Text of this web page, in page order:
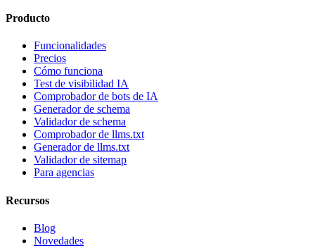
Producto
Funcionalidades
Precios
Cómo funciona
Test de visibilidad IA
Comprobador de bots de IA
Generador de schema
Validador de schema
Comprobador de llms.txt
Generador de llms.txt
Validador de sitemap
Para agencias
Recursos
Blog
Novedades